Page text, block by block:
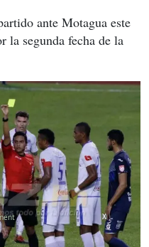
ante Motagua este
la segunda fecha de la
X